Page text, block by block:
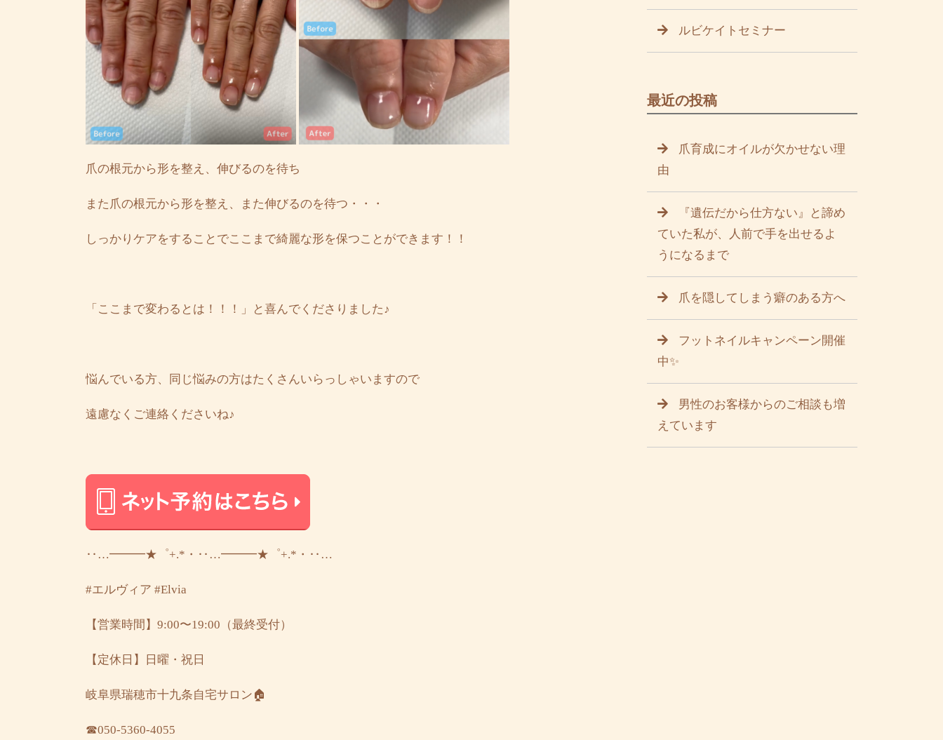
爪の根元から形を整え、伸びるのを待ち
また爪の根元から形を整え、また伸びるのを待つ・・・
しっかりケアをすることでここまで綺麗な形を保つことができます！！
「ここまで変わるとは！！！」と喜んでくださりました♪
悩んでいる方、同じ悩みの方はたくさんいらっしゃいますので
遠慮なくご連絡くださいね♪
‥…━━━★゜+.*・‥…━━━★゜+.*・‥…
#エルヴィア #Elvia
【営業時間】9:00〜19:00（最終受付）
【定休日】日曜・祝日
岐阜県瑞穂市十九条自宅サロン🏠
☎︎050-5360-4055
ルビケイトセミナー
最近の投稿
爪育成にオイルが欠かせない理
由
『遺伝だから仕方ない』と諦め
ていた私が、人前で手を出せるよ
うになるまで
爪を隠してしまう癖のある方へ
フットネイルキャンペーン開催
中✨
男性のお客様からのご相談も増
えています